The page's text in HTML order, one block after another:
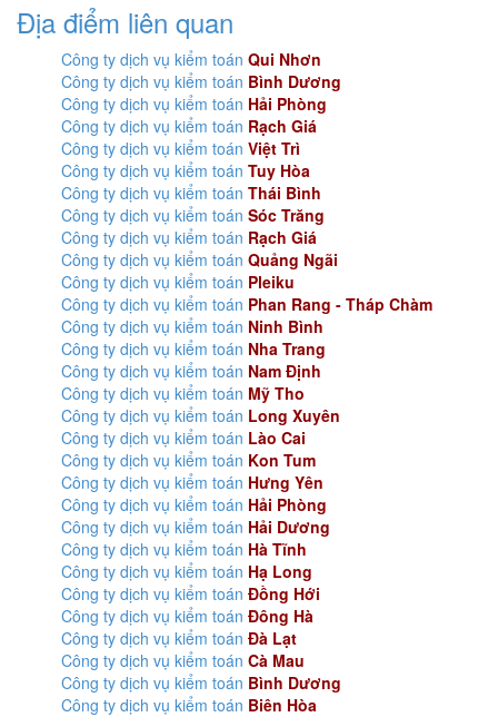
Địa điểm liên quan
Công ty dịch vụ kiểm toán Qui Nhơn
Công ty dịch vụ kiểm toán Bình Dương
Công ty dịch vụ kiểm toán Hải Phòng
Công ty dịch vụ kiểm toán Rạch Giá
Công ty dịch vụ kiểm toán Việt Trì
Công ty dịch vụ kiểm toán Tuy Hòa
Công ty dịch vụ kiểm toán Thái Bình
Công ty dịch vụ kiểm toán Sóc Trăng
Công ty dịch vụ kiểm toán Rạch Giá
Công ty dịch vụ kiểm toán Quảng Ngãi
Công ty dịch vụ kiểm toán Pleiku
Công ty dịch vụ kiểm toán Phan Rang - Tháp Chàm
Công ty dịch vụ kiểm toán Ninh Bình
Công ty dịch vụ kiểm toán Nha Trang
Công ty dịch vụ kiểm toán Nam Định
Công ty dịch vụ kiểm toán Mỹ Tho
Công ty dịch vụ kiểm toán Long Xuyên
Công ty dịch vụ kiểm toán Lào Cai
Công ty dịch vụ kiểm toán Kon Tum
Công ty dịch vụ kiểm toán Hưng Yên
Công ty dịch vụ kiểm toán Hải Phòng
Công ty dịch vụ kiểm toán Hải Dương
Công ty dịch vụ kiểm toán Hà Tĩnh
Công ty dịch vụ kiểm toán Hạ Long
Công ty dịch vụ kiểm toán Đồng Hới
Công ty dịch vụ kiểm toán Đông Hà
Công ty dịch vụ kiểm toán Đà Lạt
Công ty dịch vụ kiểm toán Cà Mau
Công ty dịch vụ kiểm toán Bình Dương
Công ty dịch vụ kiểm toán Biên Hòa